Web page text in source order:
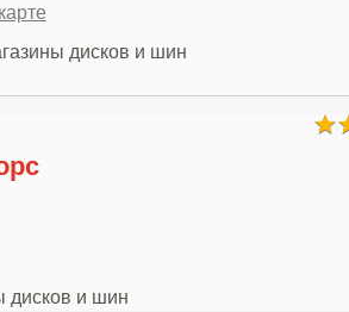
дисков и шин
дисков и шин